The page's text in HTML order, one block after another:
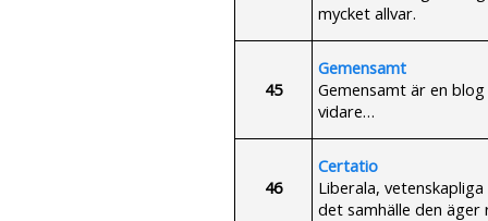
mycket allvar.
45
Gemensamt
Gemensamt är en
vidare…
46
Certatio
Liberala,
det samhälle den äger